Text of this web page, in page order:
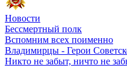
Новости
Бессмертный полк
Вспомним всех поименно
Владимирцы - Герои
Никто не забыт, ничто не